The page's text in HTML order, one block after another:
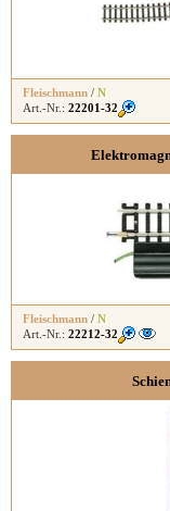
Fleischmann / N
Art.-Nr.: 22201-32
Fleischmann / N
Art.-Nr.: 22212-32